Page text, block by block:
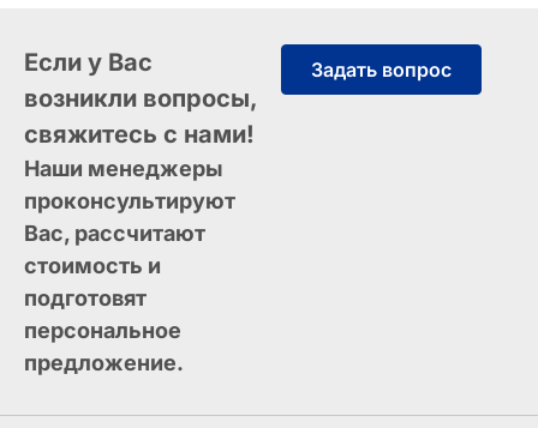
Если у Вас
возникли вопросы,
свяжитесь с нами!
Наши менеджеры
проконсультируют
Вас, рассчитают
стоимость и
подготовят
персональное
предложение.
Задать вопрос